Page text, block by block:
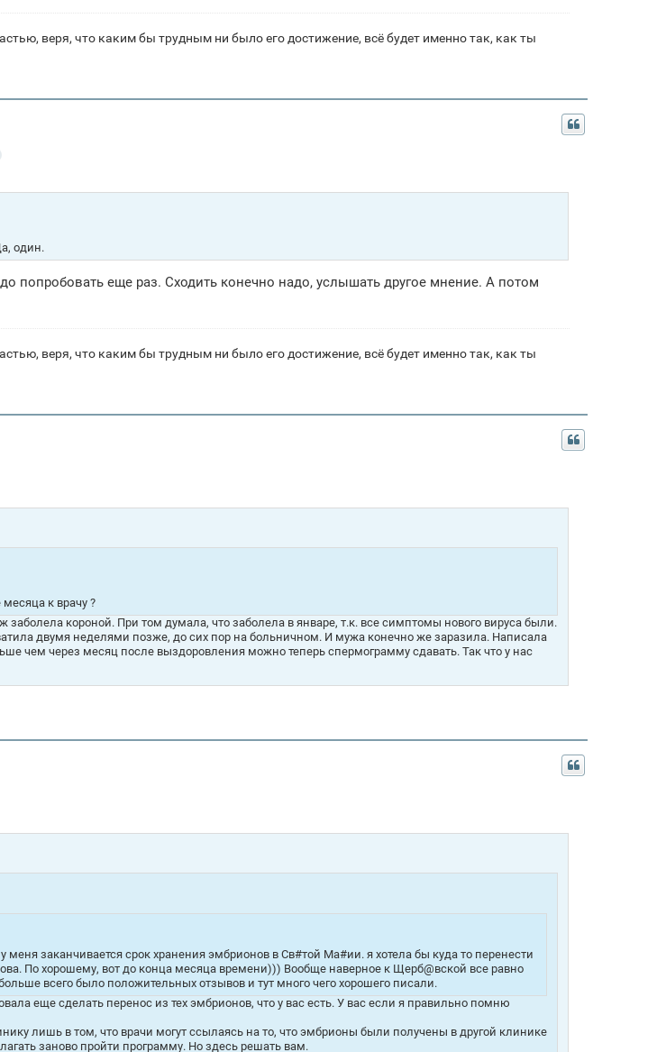
веря, что каким бы трудным ни было его достижение, всё будет именно так, как ты
один.
попробовать еще раз. Сходить конечно надо, услышать другое мнение. А потом
веря, что каким бы трудным ни было его достижение, всё будет именно так, как ты
к врачу ?
заболела короной. При том думала, что заболела в январе, т.к. все симптомы нового вируса были.
двумя неделями позже, до сих пор на больничном. И мужа конечно же заразила. Написала
чем через месяц после выздоровления можно теперь спермограмму сдавать. Так что у нас
меня заканчивается срок хранения эмбрионов в Св#той Ма#ии. я хотела бы куда то перенести
По хорошему, вот до конца месяца времени))) Вообще наверное к Щерб@вской все равно
всего было положительных отзывов и тут много чего хорошего писали.
еще сделать перенос из тех эмбрионов, что у вас есть. У вас если я правильно помню
лишь в том, что врачи могут ссылаясь на то, что эмбрионы были получены в другой клинике
заново пройти программу. Но здесь решать вам.